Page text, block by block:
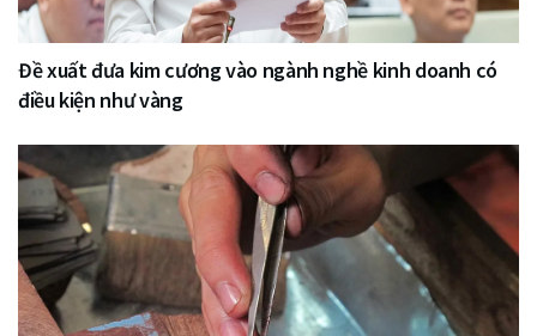
Đề xuất đưa kim cương vào ngành nghề kinh doanh có
điều kiện như vàng